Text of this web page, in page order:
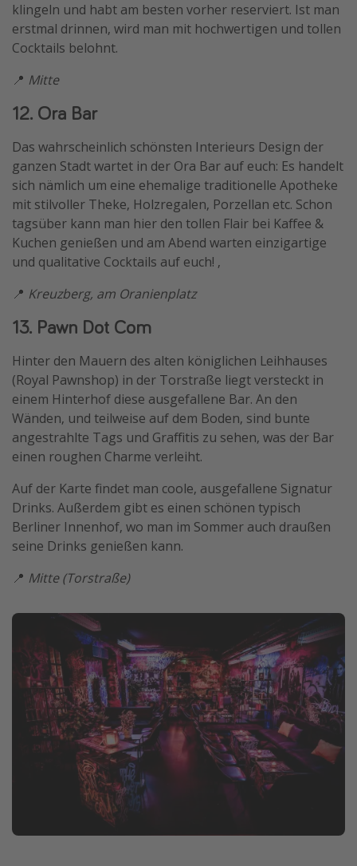
klingeln und habt am besten vorher reserviert. Ist man
erstmal drinnen, wird man mit hochwertigen und tollen
Cocktails belohnt.
📍 Mitte
12. Ora Bar
Das wahrscheinlich schönsten Interieurs Design der
ganzen Stadt wartet in der Ora Bar auf euch: Es handelt
sich nämlich um eine ehemalige traditionelle Apotheke
mit stilvoller Theke, Holzregalen, Porzellan etc. Schon
tagsüber kann man hier den tollen Flair bei Kaffee &
Kuchen genießen und am Abend warten einzigartige
und qualitative Cocktails auf euch! ,
📍 Kreuzberg, am Oranienplatz
13. Pawn Dot Com
Hinter den Mauern des alten königlichen Leihhauses
(Royal Pawnshop) in der Torstraße liegt versteckt in
einem Hinterhof diese ausgefallene Bar. An den
Wänden, und teilweise auf dem Boden, sind bunte
angestrahlte Tags und Graffitis zu sehen, was der Bar
einen roughen Charme verleiht.
Auf der Karte findet man coole, ausgefallene Signatur
Drinks. Außerdem gibt es einen schönen typisch
Berliner Innenhof, wo man im Sommer auch draußen
seine Drinks genießen kann.
📍 Mitte (Torstraße)